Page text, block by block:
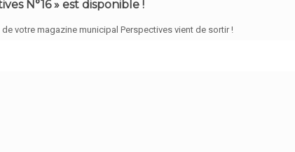
N°16 » est disponible !
de votre magazine municipal Perspectives vient de sortir !